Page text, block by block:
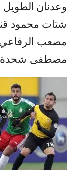
وعدنان الطويل
شتات محمود
مصعب
مصطفى